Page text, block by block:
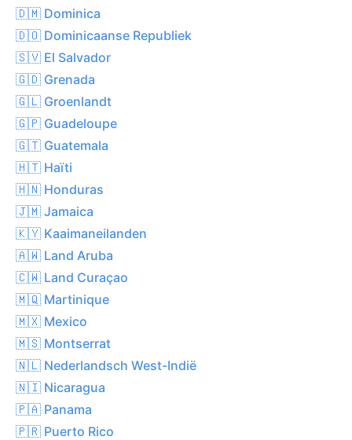
🇩🇲 Dominica
🇩🇴 Dominicaanse Republiek
🇸🇻 El Salvador
🇬🇩 Grenada
🇬🇱 Groenlandt
🇬🇵 Guadeloupe
🇬🇹 Guatemala
🇭🇹 Haïti
🇭🇳 Honduras
🇯🇲 Jamaica
🇰🇾 Kaaimaneilanden
🇦🇼 Land Aruba
🇨🇼 Land Curaçao
🇲🇶 Martinique
🇲🇽 Mexico
🇲🇸 Montserrat
🇳🇱 Nederlandsch West-Indië
🇳🇮 Nicaragua
🇵🇦 Panama
🇵🇷 Puerto Rico